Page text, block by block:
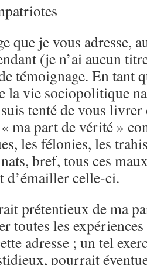
que je vous adresse,
(je n’ai aucun
témoignage. En tant
la vie sociopolitique
tenté de vous
ma part de vérité »
les félonies, les
bref, tous ces
d’émailler celle-ci.
prétentieux de ma
toutes les
adresse ; un tel
pourrait